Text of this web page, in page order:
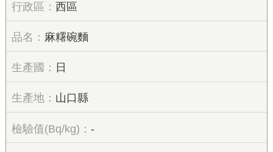
西區
麻糬碗麵
日
山口縣
-